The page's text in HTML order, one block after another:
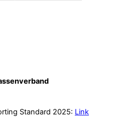
Standard 2025: Link